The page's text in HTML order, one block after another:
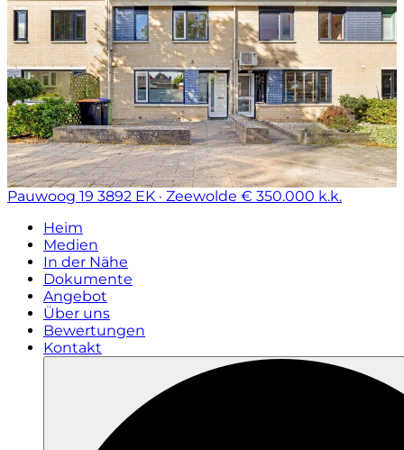
Pauwoog 19 3892 EK · Zeewolde € 350.000 k.k.
Heim
Medien
In der Nähe
Dokumente
Angebot
Über uns
Bewertungen
Kontakt